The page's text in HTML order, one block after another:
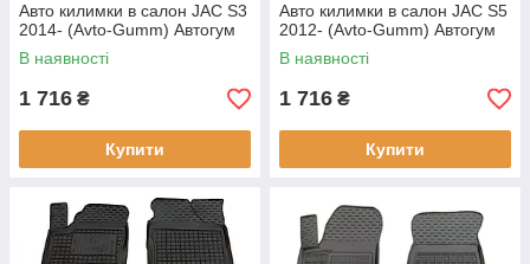
Авто килимки в салон JAC S3
2014- (Avto-Gumm) Автогум
В наявності
1 716 ₴
Купити
Авто килимки в салон JAC S5
2012- (Avto-Gumm) Автогум
В наявності
1 716 ₴
Купити